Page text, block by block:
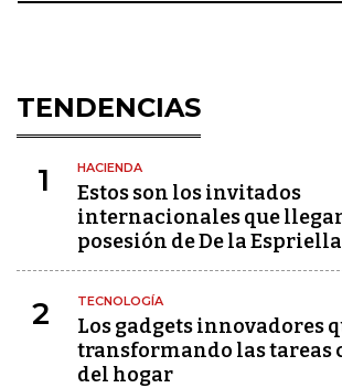
TENDENCIAS
1 HACIENDA
Estos son los invitados
internacionales que
posesión de De la Espriella
2 TECNOLOGÍA
Los gadgets innovadores
transformando las tareas
del hogar